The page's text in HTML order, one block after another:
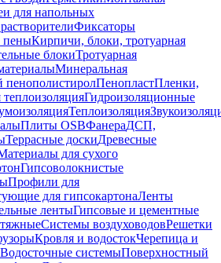
для напольных
Фиксаторы
пеныКирпичи, блоки, тротуарная
блокиТротуарная
Минеральная
пенополистиролПенопластПленки,
Гидроизоляционные
Теплоизоляция
Плиты OSBФанераДСП,
Террасные доскиДревесные
для сухого
Гипсоволокнистые
Профили для
для гипсокартонаЛенты
лентыГипсовые и цементные
Системы воздуховодовРешетки
Кровля и водостокЧерепица и
Водосточные системыПоверхностный